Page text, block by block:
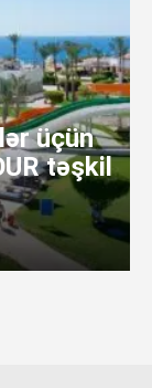
üçün
təşkil